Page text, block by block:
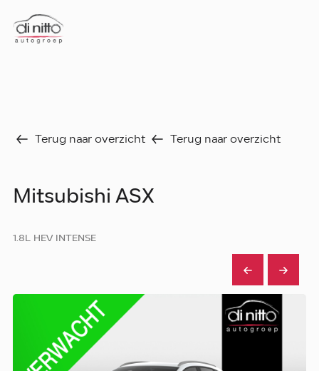
Vergelijk
Diensten
Autoverhuur
Terug naar overzicht Terug naar overzicht
Mitsubishi ASX
1.8L HEV INTENSE